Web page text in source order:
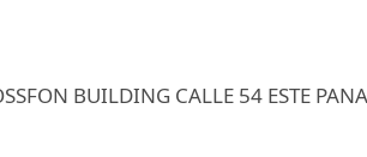
BUILDING CALLE 54 ESTE